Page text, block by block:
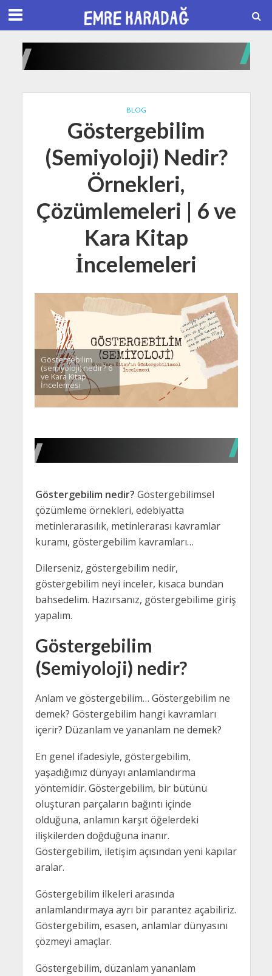
BLOG
Göstergebilim
(Semiyoloji) Nedir?
Örnekleri,
Çözümlemeleri | 6 ve
Kara Kitap
İncelemeleri
Göstergebilim
(semiyoloji) nedir? 6
ve Kara Kitap
İncelemesi
Göstergebilim nedir? Göstergebilimsel
çözümleme örnekleri, edebiyatta
metinlerarasılık, metinlerarası kavramlar
kuramı, göstergebilim kavramları…
Dilerseniz, göstergebilim nedir,
göstergebilim neyi inceler, kısaca bundan
bahsedelim. Hazırsanız, göstergebilime giriş
yapalım.
Göstergebilim
(Semiyoloji) nedir?
Anlam ve göstergebilim… Göstergebilim ne
demek? Göstergebilim hangi kavramları
içerir? Düzanlam ve yananlam ne demek?
En genel ifadesiyle, göstergebilim,
yaşadığımız dünyayı anlamlandırma
yöntemidir. Göstergebilim, bir bütünü
oluşturan parçaların bağıntı içinde
olduğuna, anlamın karşıt öğelerdeki
ilişkilerden doğduğuna inanır.
Göstergebilim, iletişim açısından yeni kapılar
aralar.
Göstergebilim ilkeleri arasında
anlamlandırmaya ayrı bir parantez açabiliriz.
Göstergebilim, esasen, anlamlar dünyasını
çözmeyi amaçlar.
Göstergebilim, düzanlam yananlam